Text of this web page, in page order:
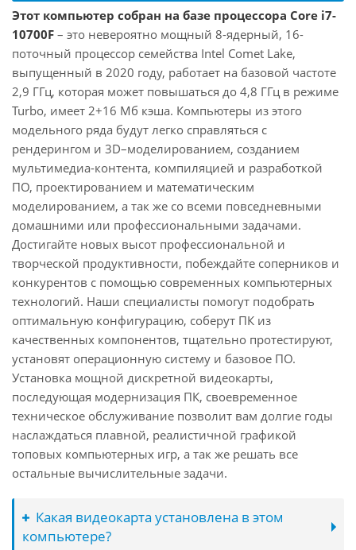
Этот компьютер собран на базе процессора Core i7-
10700F – это невероятно мощный 8-ядерный, 16-
поточный процессор семейства Intel Comet Lake,
выпущенный в 2020 году, работает на базовой частоте
2,9 ГГц, которая может повышаться до 4,8 ГГц в режиме
Turbo, имеет 2+16 Мб кэша. Компьютеры из этого
модельного ряда будут легко справляться с
рендерингом и 3D–моделированием, созданием
мультимедиа-контента, компиляцией и разработкой
ПО, проектированием и математическим
моделированием, а так же со всеми повседневными
домашними или профессиональными задачами.
Достигайте новых высот профессиональной и
творческой продуктивности, побеждайте соперников и
конкурентов с помощью современных компьютерных
технологий. Наши специалисты помогут подобрать
оптимальную конфигурацию, соберут ПК из
качественных компонентов, тщательно протестируют,
установят операционную систему и базовое ПО.
Установка мощной дискретной видеокарты,
последующая модернизация ПК, своевременное
техническое обслуживание позволит вам долгие годы
наслаждаться плавной, реалистичной графикой
топовых компьютерных игр, а так же решать все
остальные вычислительные задачи.
Какая видеокарта установлена в этом
компьютере?